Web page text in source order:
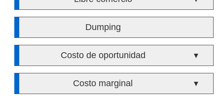
Dumping
Costo de oportunidad ▼
Costo marginal ▼